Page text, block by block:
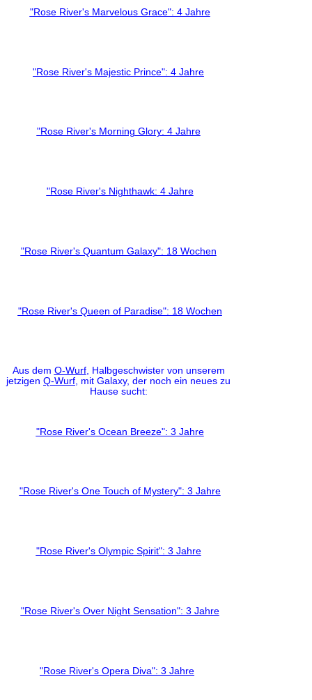
"Rose River's Marvelous Grace": 4 Jahre
"Rose River's Majestic Prince": 4 Jahre
"Rose River's Morning Glory: 4 Jahre
"Rose River's Nighthawk: 4 Jahre
"Rose River's Quantum Galaxy": 18 Wochen
"Rose River's Queen of Paradise": 18 Wochen
Aus dem O-Wurf, Halbgeschwister von unserem
jetzigen Q-Wurf, mit Galaxy, der noch ein neues zu
Hause sucht:
"Rose River's Ocean Breeze": 3 Jahre
"Rose River's One Touch of Mystery": 3 Jahre
"Rose River's Olympic Spirit": 3 Jahre
"Rose River's Over Night Sensation": 3 Jahre
"Rose River's Opera Diva": 3 Jahre